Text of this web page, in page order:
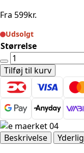
Fra 599kr.
Udsolgt
Størrelse
Velours
Plant
løber
Grøn
antal
Tilføj til kurv
Beskrivelse